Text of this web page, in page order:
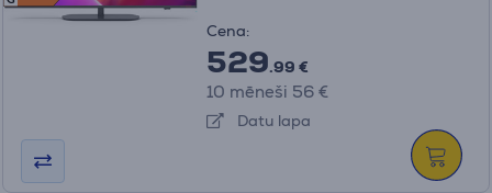
Cena:
529.99 €
10 mēneši 56 €
Datu lapa